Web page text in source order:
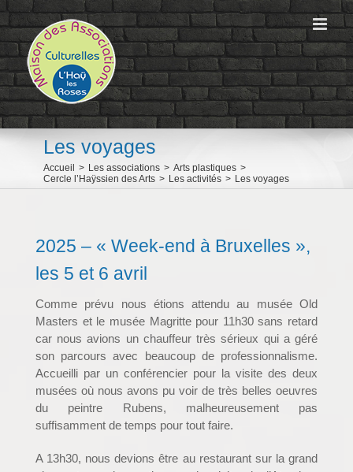
Passer
au
contenu
Les voyages
Accueil > Les associations > Arts plastiques >
Cercle l’Haÿssien des Arts > Les activités > Les voyages
2025 – « Week-end à Bruxelles »,
les 5 et 6 avril
Comme prévu nous étions attendu au musée Old
Masters et le musée Magritte pour 11h30 sans retard
car nous avions un chauffeur très sérieux qui a géré
son parcours avec beaucoup de professionnalisme.
Accueilli par un conférencier pour la visite des deux
musées où nous avons pu voir de très belles oeuvres
du peintre Rubens, malheureusement pas
suffisamment de temps pour tout faire.
A 13h30, nous devions être au restaurant sur la grand